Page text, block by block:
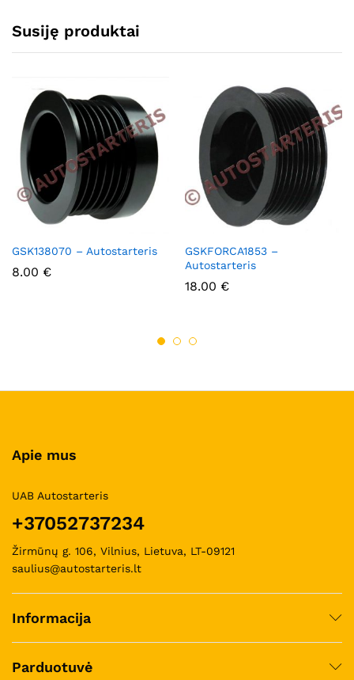
Susiję produktai
GSK138070 – Autostarteris
8.00 €
GSKFORCA1853 –
Autostarteris
18.00 €
Apie mus
UAB Autostarteris
+37052737234
Žirmūnų g. 106, Vilnius, Lietuva, LT-09121
saulius@autostarteris.lt
Informacija
Parduotuvė